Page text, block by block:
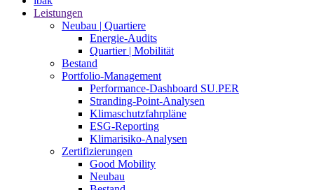
Leistungen
Neubau | Quartiere
Energie-Audits
Quartier | Mobilität
Bestand
Portfolio-Management
Performance-Dashboard SU.PER
Stranding-Point-Analysen
Klimaschutzfahrpläne
ESG-Reporting
Klimarisiko-Analysen
Zertifizierungen
Good Mobility
Neubau